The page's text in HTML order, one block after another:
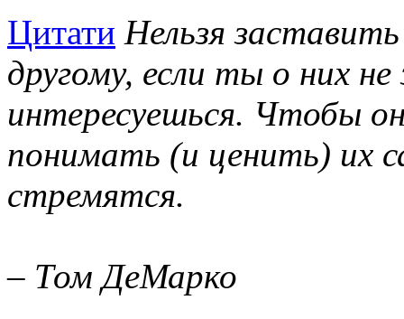
Цитати Нельзя
другому, если ты о них
интересуешься. Чтобы
понимать (и ценить) их
стремятся.
– Том ДеМарко